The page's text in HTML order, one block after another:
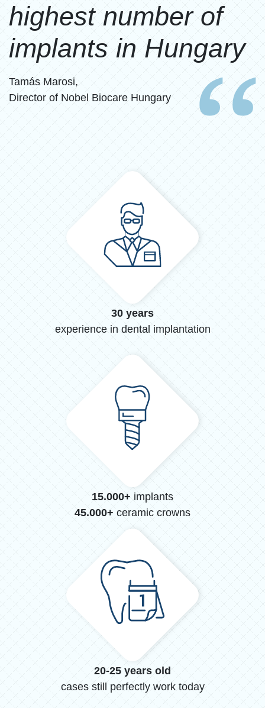
highest number of
implants in Hungary
Tamás Marosi,
Director of Nobel Biocare Hungary
30 years
experience in dental implantation
15.000+ implants
45.000+ ceramic crowns
20-25 years old
cases still perfectly work today